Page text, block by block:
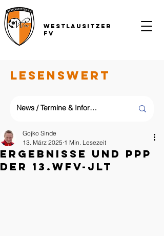
Westlausitzer
FV
LESENSWERT
Ergebnisse und PPP
der 13.WFV-JLT
Gojko Sinde
13. März 2025 1 Min. Lesezeit